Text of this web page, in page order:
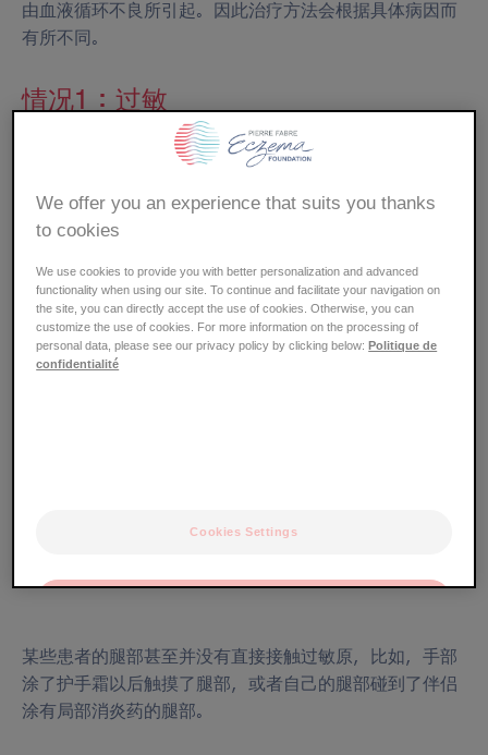
由血液循环不良所引起。因此治疗方法会根据具体病因而
有所不同。
情况1：过敏
多物品都可能会让腿部皮肤发生过敏性或者说接触性湿
局部外用药物
化妆品
敷料
某些患者的腿部甚至并没有直接接触过敏原，比如，手部
涂了护手霜以后触摸了腿部，或者自己的腿部碰到了伴侣
涂有局部消炎药的腿部。
We offer you an experience that suits you thanks
to cookies
We use cookies to provide you with better personalization and advanced
functionality when using our site. To continue and facilitate your navigation on
the site, you can directly accept the use of cookies. Otherwise, you can
customize the use of cookies. For more information on the processing of
personal data, please see our privacy policy by clicking below:Politique de
confidentialité
Cookies Settings
Only the essentials